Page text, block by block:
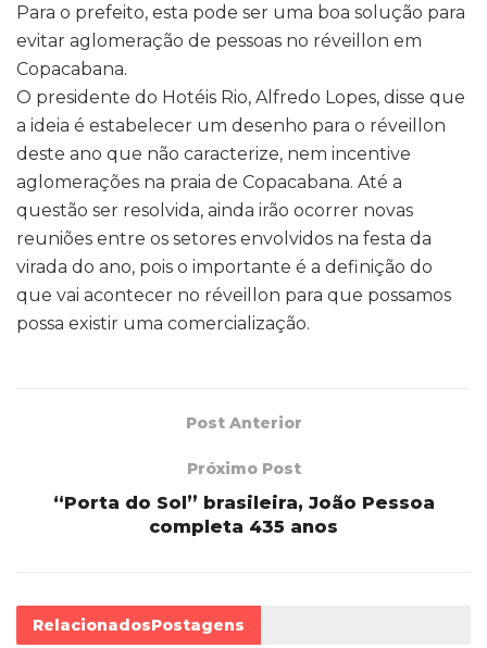
Para o prefeito, esta pode ser uma boa solução para
evitar aglomeração de pessoas no réveillon em
Copacabana.
O presidente do Hotéis Rio, Alfredo Lopes, disse que
a ideia é estabelecer um desenho para o réveillon
deste ano que não caracterize, nem incentive
aglomerações na praia de Copacabana. Até a
questão ser resolvida, ainda irão ocorrer novas
reuniões entre os setores envolvidos na festa da
virada do ano, pois o importante é a definição do
que vai acontecer no réveillon para que possamos
possa existir uma comercialização.
Post Anterior
Próximo Post
“Porta do Sol” brasileira, João Pessoa
completa 435 anos
RelacionadosPostagens